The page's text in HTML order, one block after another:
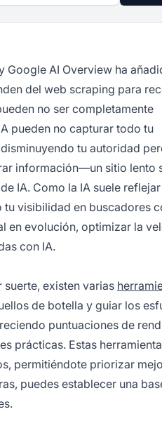
Google AI Overview ha
del web scraping para
no ser completamente
pueden no capturar todo tu
tu autoridad
información—un sitio lento
IA. Como la IA suele
visibilidad en buscadores
en evolución, optimizar la
con IA.
existen varias
de botella y guiar los
puntuaciones de
prácticas. Estas
permitiéndote priorizar
puedes establecer una